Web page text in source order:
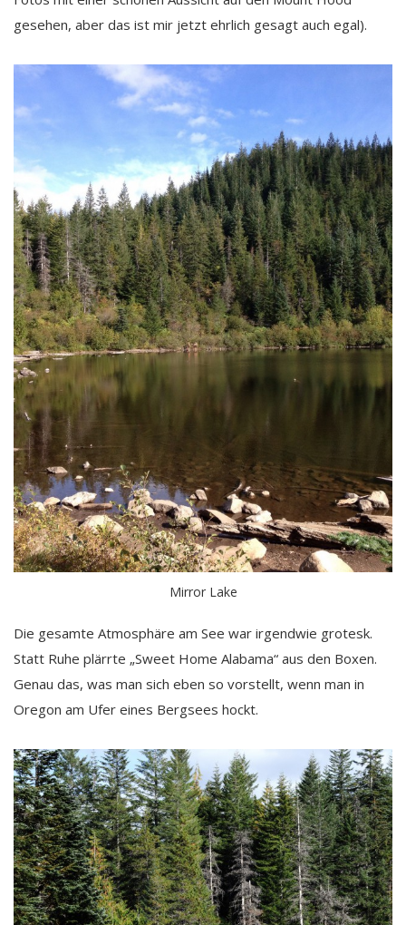
gesehen, aber das ist mir jetzt ehrlich gesagt auch egal).
Mirror Lake
Die gesamte Atmosphäre am See war irgendwie grotesk.
Statt Ruhe plärrte „Sweet Home Alabama“ aus den Boxen.
Genau das, was man sich eben so vorstellt, wenn man in
Oregon am Ufer eines Bergsees hockt.